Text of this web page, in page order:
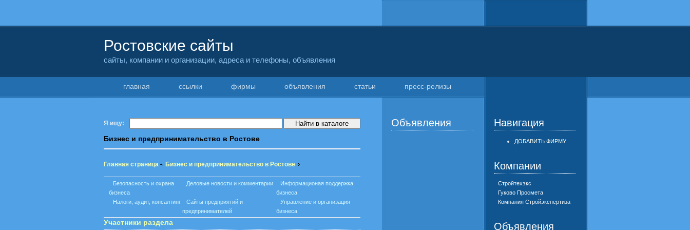
Ростовские сайты
сайты, компании и организации, адреса и телефоны, объявления
главная ссылки фирмы объявления статьи пресс-релизы
Я ищу:
Бизнес и предпринимательство в Ростове
Главная страница Бизнес и предпринимательство в Ростове
Безопасность и охрана
бизнеса
Деловые новости и комментарии
Информационая поддержка
бизнеса
Налоги, аудит, консалтинг
Сайты предприятий и
предпринимателей
Управление и организация
бизнеса
Участники раздела
Объявления Навигация
ДОБАВИТЬ ФИРМУ
Компании
Стройтехэкс
Гуково Просмета
Компания Стройэкспертиза
Объявления